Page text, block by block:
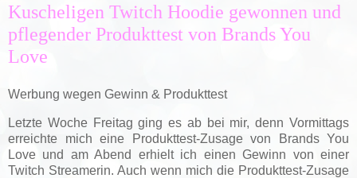
Kuscheligen Twitch Hoodie gewonnen und
pflegender Produkttest von Brands You
Love
Werbung wegen Gewinn & Produkttest
Letzte Woche Freitag ging es ab bei mir, denn Vormittags
erreichte mich eine Produkttest-Zusage von Brands You
Love und am Abend erhielt ich einen Gewinn von einer
Twitch Streamerin. Auch wenn mich die Produkttest-Zusage